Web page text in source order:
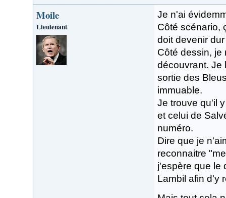
Moile
Lieutenant
Je n'ai
Côté scénario,
doit devenir
Côté dessin, je
découvrant. Je
sortie des
immuable.
Je trouve qu'il
et celui de
numéro.
Dire que je
reconnaitre
j'espère que le
Lambil afin d'y